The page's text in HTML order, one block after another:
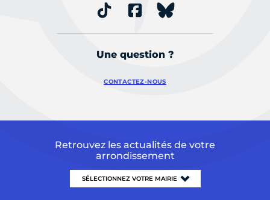
Une question ?
CONTACTEZ-NOUS
Retrouvez les actualités de votre
arrondissement